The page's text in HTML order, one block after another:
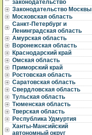
законодательство
Законодательство Москвы
Московская область
Санкт-Петербург и
Ленинградская область
Амурская область
Воронежская область
Краснодарский край
Омская область
Приморский край
Ростовская область
Саратовская область
Свердловская область
Тульская область
Тюменская область
Тверская область
Республика Удмуртия
Ханты-Мансийский
автономный округ